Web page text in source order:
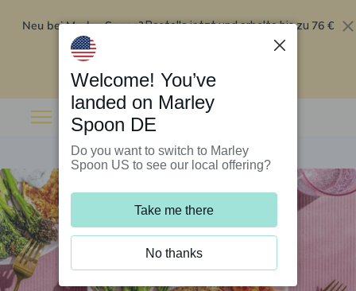
Neu bei Marley Spoon?Bestelle jetzt und erhalte bis zu 76 €
Rabatt auf deine ersten fünf Boxen
Welcome! You’ve
landed on Marley
Spoon DE
Do you want to switch to Marley
Spoon US to see our local offering?
Take me there
No thanks